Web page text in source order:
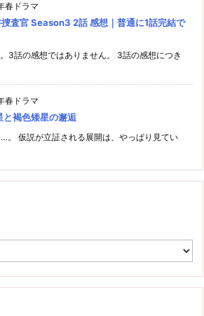
春ドラマ
査官 Season3 2話 感想｜普通に1話完結で
3話の感想ではありません。 3話の感想につき
春ドラマ
褐色矮星の邂逅
。 仮説が立証される展開は、やっぱり見てい